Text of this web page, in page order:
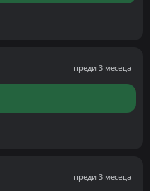
преди 3 месеца
преди 3 месеца